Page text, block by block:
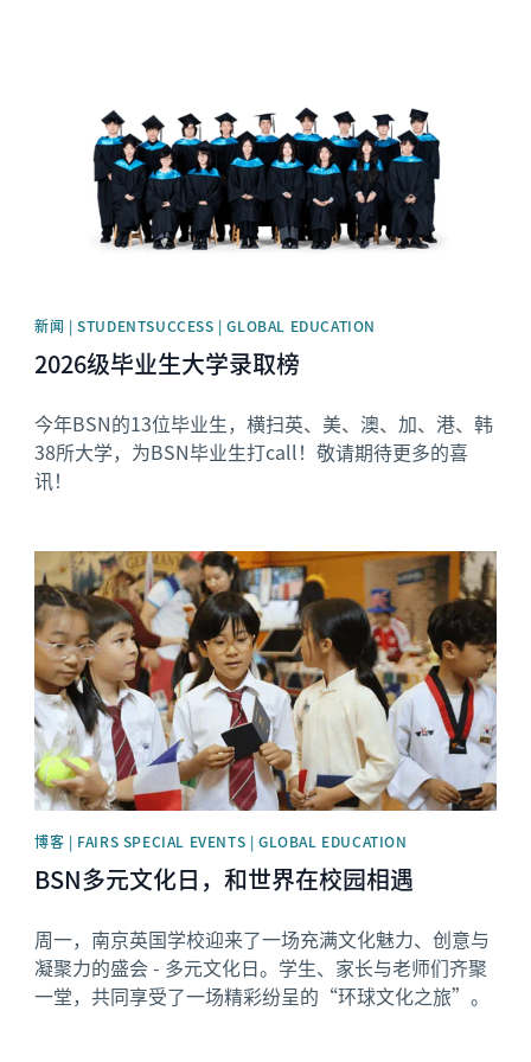
新闻 | STUDENTSUCCESS | GLOBAL EDUCATION
2026级毕业生大学录取榜
今年BSN的13位毕业生，横扫英、美、澳、加、港、韩
38所大学，为BSN毕业生打call！敬请期待更多的喜
讯！
News image
博客 | FAIRS SPECIAL EVENTS | GLOBAL EDUCATION
BSN多元文化日，和世界在校园相遇
周一，南京英国学校迎来了一场充满文化魅力、创意与
凝聚力的盛会 - 多元文化日。学生、家长与老师们齐聚
一堂，共同享受了一场精彩纷呈的“环球文化之旅”。